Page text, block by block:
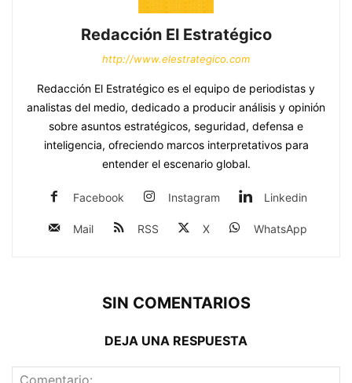
Redacción El Estratégico
http://www.elestrategico.com
Redacción El Estratégico es el equipo de periodistas y
analistas del medio, dedicado a producir análisis y opinión
sobre asuntos estratégicos, seguridad, defensa e
inteligencia, ofreciendo marcos interpretativos para
entender el escenario global.
Facebook Instagram Linkedin
Mail RSS X WhatsApp
SIN COMENTARIOS
DEJA UNA RESPUESTA